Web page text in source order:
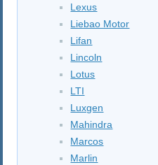
Lexus
Liebao Motor
Lifan
Lincoln
Lotus
LTI
Luxgen
Mahindra
Marcos
Marlin